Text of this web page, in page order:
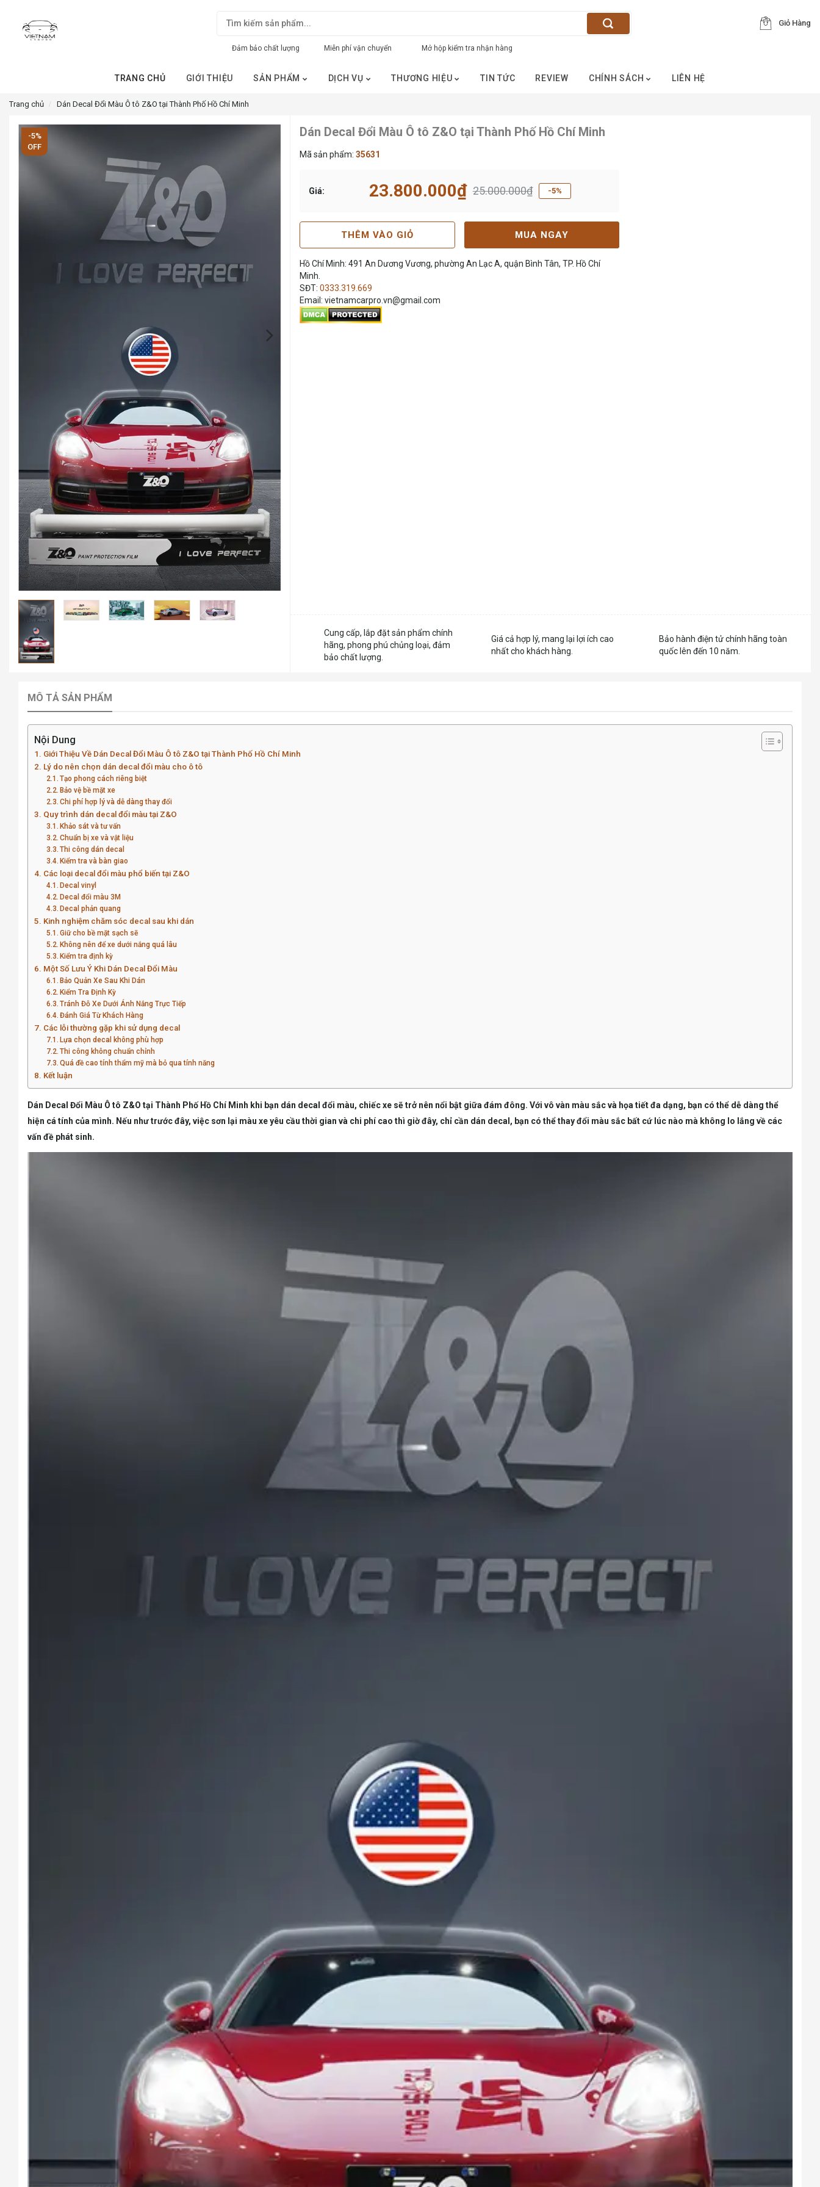
Đảm bảo chất lượng Miễn phí vận chuyển Mở hộp kiểm tra nhận hàng
Giỏ Hàng
TRANG CHỦ GIỚI THIỆU SẢN PHẨM DỊCH VỤ THƯƠNG HIỆU TIN TỨC REVIEW CHÍNH SÁCH LIÊN HỆ
Trang chủ Dán Decal Đổi Màu Ô tô Z&O tại Thành Phố Hồ Chí Minh
-5%
OFF
Dán Decal Đổi Màu Ô tô Z&O tại Thành Phố Hồ Chí Minh
Mã sản phẩm: 35631
Giá: 23.800.000₫ 25.000.000₫ -5%
THÊM VÀO GIỎ MUA NGAY
Hồ Chí Minh: 491 An Dương Vương, phường An Lạc A, quận Bình Tân, TP. Hồ Chí
Minh.
SĐT: 0333.319.669
Email: vietnamcarpro.vn@gmail.com
Cung cấp, lắp đặt sản phẩm chính
hãng, phong phú chủng loại, đảm
bảo chất lượng.
Giá cả hợp lý, mang lại lợi ích cao
nhất cho khách hàng.
Bảo hành điện tử chính hãng toàn
quốc lên đến 10 năm.
MÔ TẢ SẢN PHẨM
Nội Dung
Giới Thiệu Về Dán Decal Đổi Màu Ô tô Z&O tại Thành Phố Hồ Chí Minh
Lý do nên chọn dán decal đổi màu cho ô tô
Tạo phong cách riêng biệt
Bảo vệ bề mặt xe
Chi phí hợp lý và dễ dàng thay đổi
Quy trình dán decal đổi màu tại Z&O
Khảo sát và tư vấn
Chuẩn bị xe và vật liệu
Thi công dán decal
Kiểm tra và bàn giao
Các loại decal đổi màu phổ biến tại Z&O
Decal vinyl
Decal đổi màu 3M
Decal phản quang
Kinh nghiệm chăm sóc decal sau khi dán
Giữ cho bề mặt sạch sẽ
Không nên để xe dưới nắng quá lâu
Kiểm tra định kỳ
Một Số Lưu Ý Khi Dán Decal Đổi Màu
Bảo Quản Xe Sau Khi Dán
Kiểm Tra Định Kỳ
Tránh Đỗ Xe Dưới Ánh Nắng Trực Tiếp
Đánh Giá Từ Khách Hàng
Các lỗi thường gặp khi sử dụng decal
Lựa chọn decal không phù hợp
Thi công không chuẩn chỉnh
Quá đề cao tính thẩm mỹ mà bỏ qua tính năng
Kết luận
Dán Decal Đổi Màu Ô tô Z&O tại Thành Phố Hồ Chí Minh khi bạn dán decal đổi màu, chiếc xe sẽ trở nên nổi bật giữa đám đông. Với vô vàn màu sắc và họa tiết đa dạng, bạn có thể dễ dàng thể
hiện cá tính của mình. Nếu như trước đây, việc sơn lại màu xe yêu cầu thời gian và chi phí cao thì giờ đây, chỉ cần dán decal, bạn có thể thay đổi màu sắc bất cứ lúc nào mà không lo lắng về các
vấn đề phát sinh.